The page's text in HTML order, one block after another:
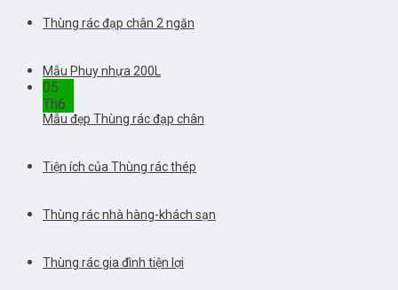
Thùng rác đạp chân 2 ngăn
Mẫu Phuy nhựa 200L
05
Th6
Mẫu đẹp Thùng rác đạp chân
Tiện ích của Thùng rác thép
Thùng rác nhà hàng-khách sạn
Thùng rác gia đình tiện lợi